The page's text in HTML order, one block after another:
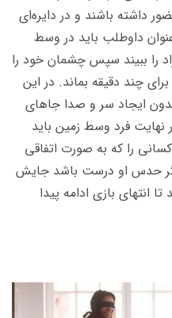
حداقل باید ۸ نفر حضور داشته باشند و در دایره‌ای
داوطلب باید در وسط
را ببیند سپس چشمان خود را
چند دقیقه بماند. در این
ایجاد سر و صدا جاهای
فرد وسط زمین باید
را که به صورت اتفاقی
حدس او درست باشد جایش
انتهای بازی ادامه پیدا